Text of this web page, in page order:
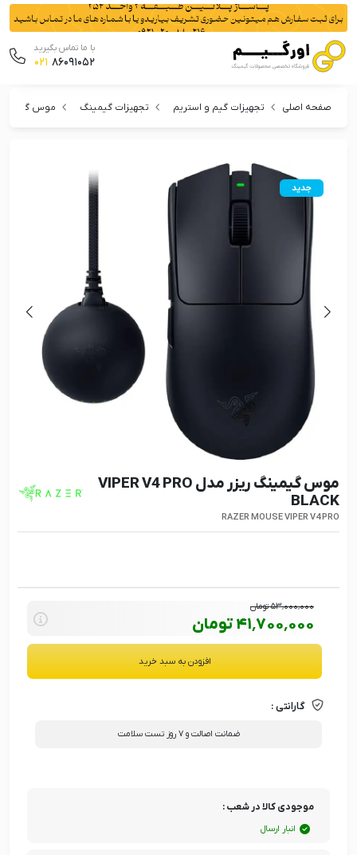
با ما تماس بگیرید
021 86091052
صفحه اصلی تجهیزات گیم و استریم تجهیزات گیمینگ موس
جدید
موس گیمینگ ریزر مدل VIPER V4 PRO
BLACK
RAZER MOUSE VIPER V4 PRO
53٬000٬000تومان
41٬700٬000تومان
افزودن به سبد خرید
گارانتی :
ضمانت اصالت و ۷ روز تست سلامت
موجودی کالا در شعب :
انبار ارسال